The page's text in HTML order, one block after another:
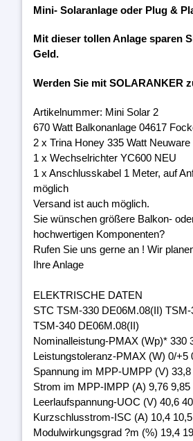
Mini- Solaranlage oder Plug &
Mit dieser tollen Anlage sparen
Geld.
Werden Sie mit SOLARANKER
Artikelnummer: Mini Solar 2
670 Watt Balkonanlage 04617
2 x Trina Honey 335 Watt Neuware
1 x Wechselrichter YC600 NEU
1 x Anschlusskabel 1 Meter, auf
möglich
Versand ist auch möglich.
Sie wünschen größere Balkon-
hochwertigen Komponenten?
Rufen Sie uns gerne an ! Wir
Ihre Anlage
ELEKTRISCHE DATEN
STC TSM-330 DE06M.08(II)
TSM-340 DE06M.08(II)
Nominalleistung-PMAX (Wp)* 330
Leistungstoleranz-PMAX (W) 0/+5
Spannung im MPP-UMPP (V) 33,8
Strom im MPP-IMPP (A) 9,76 9,85
Leerlaufspannung-UOC (V) 40,6
Kurzschlusstrom-ISC (A) 10,4
Modulwirkungsgrad ?m (%) 19,4